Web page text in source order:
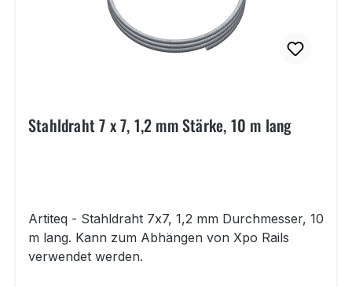
Stahldraht 7 x 7, 1,2 mm Stärke, 10 m lang
Artiteq - Stahldraht 7x7, 1,2 mm Durchmesser, 10
m lang. Kann zum Abhängen von Xpo Rails
verwendet werden.